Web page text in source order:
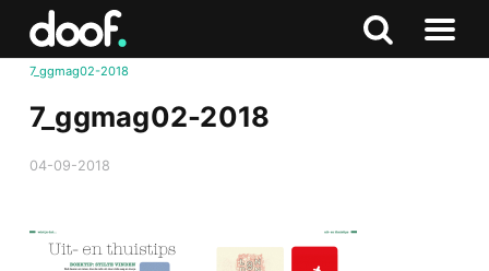
Zoeken
Naar
7_ggmag02-2018
7_ggmag02-2018
04-09-2018
Doof.nl
Zoeken